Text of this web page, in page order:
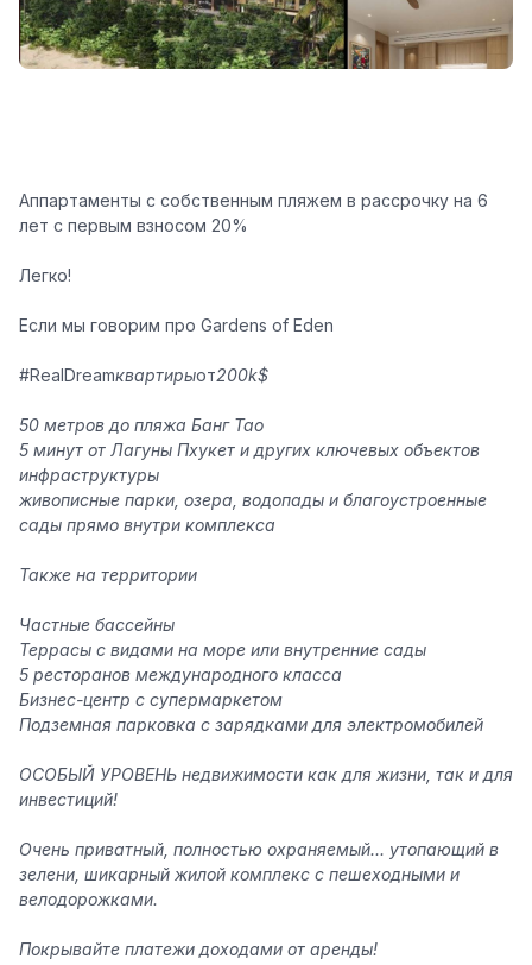
Аппартаменты с собственным пляжем в рассрочку на 6
лет с первым взносом 20%
Легко!
Если мы говорим про Gardens of Eden
#RealDreamквартирыот200k$
️50 метров до пляжа Банг Тао
️5 минут от Лагуны Пхукет и других ключевых объектов
инфраструктуры
️живописные парки, озера, водопады и благоустроенные
сады прямо внутри комплекса
Также на территории️️️
Частные бассейны
Террасы с видами на море или внутренние сады
5 ресторанов международного класса
Бизнес-центр с супермаркетом
Подземная парковка с зарядками для электромобилей
ОСОБЫЙ УРОВЕНЬ недвижимости как для жизни, так и для
инвестиций!
Очень приватный, полностью охраняемый... утопающий в
зелени, шикарный жилой комплекс с пешеходными и
велодорожками.
Покрывайте платежи доходами от аренды!